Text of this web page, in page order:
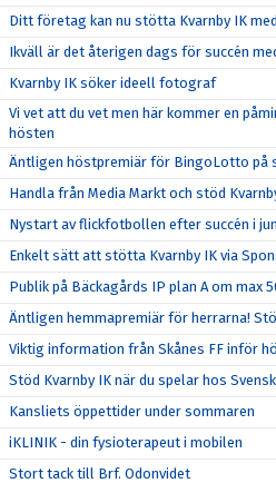
Ditt företag kan nu stötta Kvarnby IK
Ikväll är det återigen dags för succén
Kvarnby IK söker ideell fotograf
Vi vet att du vet men här kommer en
hösten
Äntligen höstpremiär för BingoLotto på
Handla från Media Markt och stöd
Nystart av flickfotbollen efter succén i
Enkelt sätt att stötta Kvarnby IK via
Publik på Bäckagårds IP plan A om max
Äntligen hemmapremiär för herrarna!
Viktig information från Skånes FF inför
Stöd Kvarnby IK när du spelar hos
Kansliets öppettider under sommaren
iKLINIK - din fysioterapeut i mobilen
Stort tack till Brf. Odonvidet